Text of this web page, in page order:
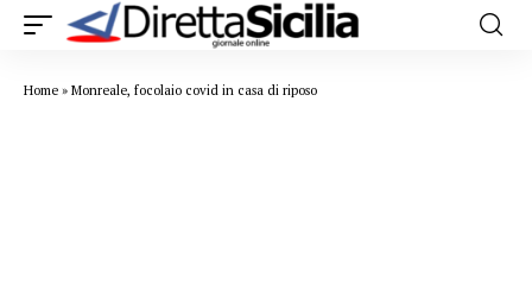
Home » Monreale, focolaio covid in casa di riposo